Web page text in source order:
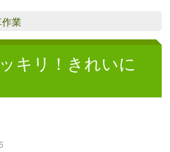
業
キリ！きれいに